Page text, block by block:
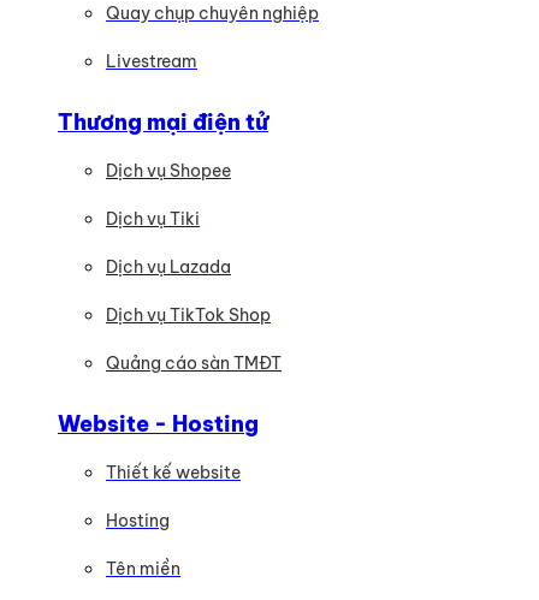
Quay chụp chuyên nghiệp
Livestream
Thương mại điện tử
Dịch vụ Shopee
Dịch vụ Tiki
Dịch vụ Lazada
Dịch vụ TikTok Shop
Quảng cáo sàn TMĐT
Website - Hosting
Thiết kế website
Hosting
Tên miền